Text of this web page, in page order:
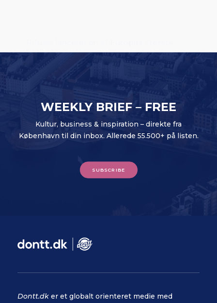
WEEKLY BRIEF – FREE
Kultur, business & inspiration – direkte fra
København til din inbox. Allerede 55.500+ på listen.
SUBSCRIBE
Dontt.dk er et globalt orienteret medie med